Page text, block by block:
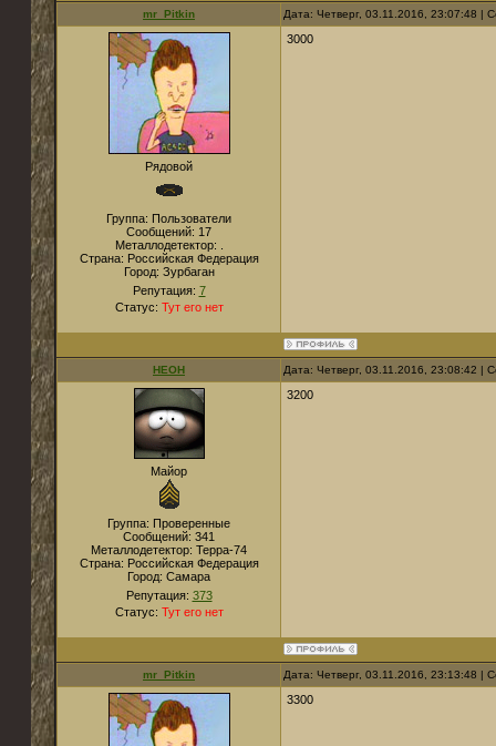
mr_Pitkin Дата: Четверг, 03.11.2016, 23:07:48 |
Рядовой
Группа: Пользователи
Сообщений: 17
Металлодетектор:
Страна: Российская Федерация
Город: Зурбаган
Репутация: 7
Статус: Тут его нет
3000
НЕОН Дата: Четверг, 03.11.2016, 23:08:42 |
Майор
Группа: Проверенные
Сообщений: 341
Металлодетектор: Терра-74
Страна: Российская Федерация
Город: Самара
Репутация: 373
Статус: Тут его нет
3200
mr_Pitkin Дата: Четверг, 03.11.2016, 23:13:48 |
3300